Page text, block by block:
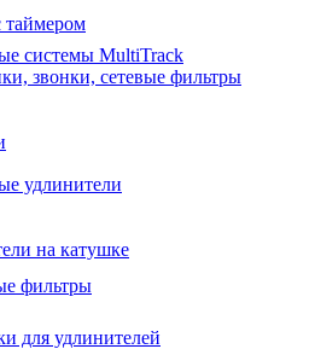
таймером
системы MultiTrack
звонки, сетевые фильтры
удлинители
на катушке
фильтры
для удлинителей